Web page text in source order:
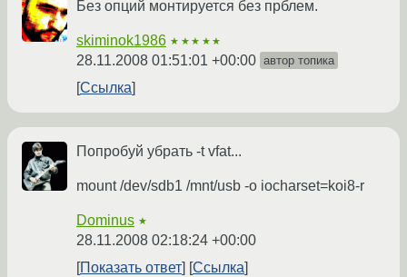
Без опций монтируется без прблем.
skiminok1986 ★★★★★
28.11.2008 01:51:01 +00:00 автор топика
Ссылка
Попробуй убрать -t vfat...
mount /dev/sdb1 /mnt/usb -o iocharset=koi8-r
Dominus ★
28.11.2008 02:18:24 +00:00
Показать ответ
Ссылка